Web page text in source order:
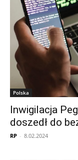
Polska
Inwigilacja
doszedł do
RP - 8.02.2024